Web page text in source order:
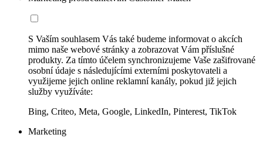
S Vaším souhlasem Vás také budeme informovat o akcích
mimo naše webové stránky a zobrazovat Vám příslušné
produkty. Za tímto účelem synchronizujeme Vaše zašifrované
osobní údaje s následujícími externími poskytovateli a
využijeme jejich online reklamní kanály, pokud již jejich
služby využíváte:
Bing, Criteo, Meta, Google, LinkedIn, Pinterest, TikTok
Marketing